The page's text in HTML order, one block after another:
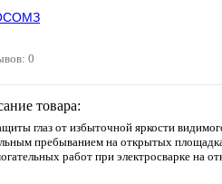
0
товара:
глаз от избыточной яркости
пребыванием на открытых
работ при электросварке на